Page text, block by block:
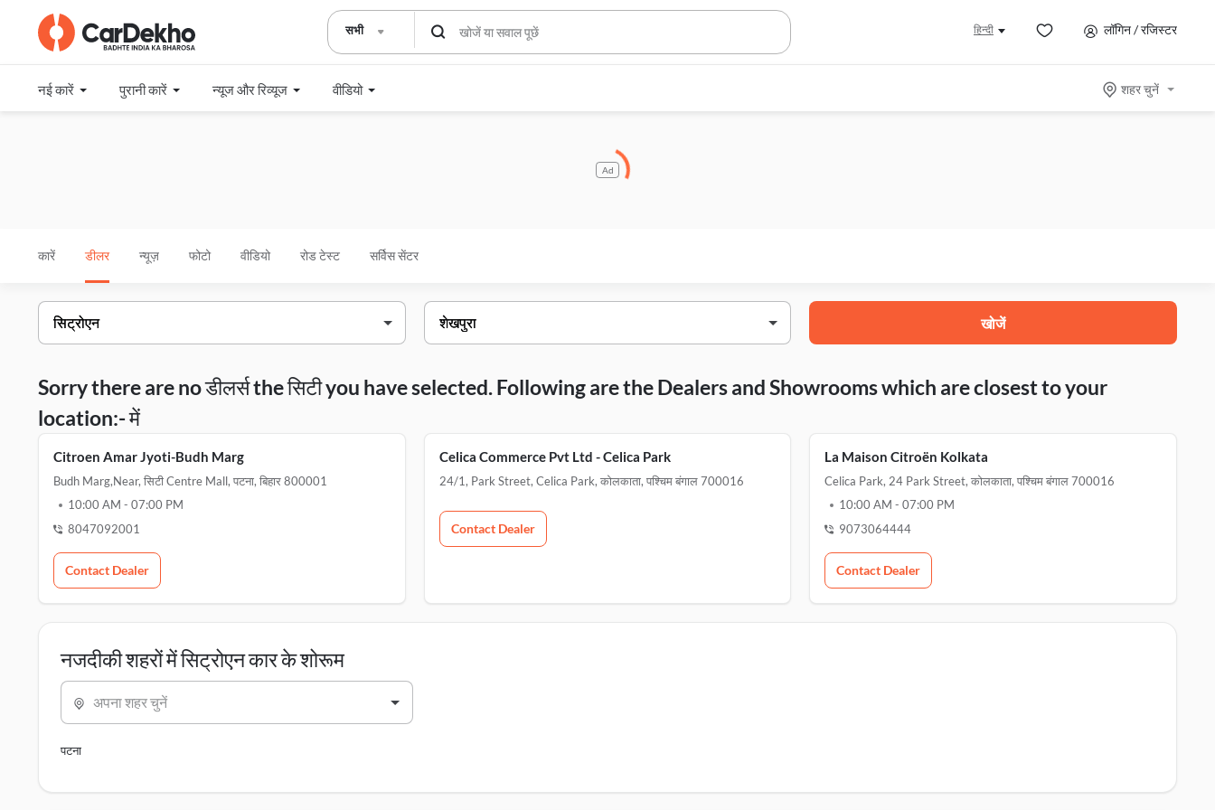
सभी हिन्दी लॉगिन / रजिस्टर
नई कारें पुरानी कारें न्यूज और रिव्यूज वीडियो शहर चुनें
Ad
कारें डीलर न्यूज़ फोटो वीडियो रोड टेस्ट सर्विस सेंटर
खोजें
Sorry there are no डीलर्स the सिटी you have selected. Following are the Dealers and Showrooms which are closest to your
location:- में
Citroen Amar Jyoti-Budh Marg
Budh Marg,near, सिटी Centre Mall, पटना, बिहार 800001
10:00 AM - 07:00 PM
8047092001
Contact Dealer
Celica Commerce Pvt Ltd - Celica Park
24/1, Park Street, Celica Park, कोलकाता, पश्चिम बंगाल 700016
Contact Dealer
La Maison Citroën Kolkata
Celica Park, 24 Park Street, कोलकाता, पश्चिम बंगाल 700016
10:00 AM -07:00 PM
9073064444
Contact Dealer
नजदीकी शहरों में सिट्रोएन कार के शोरूम
अपना शहर चुनें
पटना